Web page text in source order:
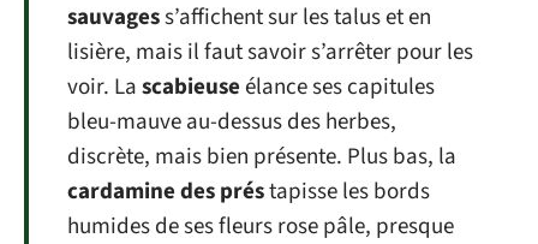
sauvagess’affichent sur les talus et en
lisière, mais il faut savoir s’arrêter pour les
voir. Lascabieuseélance ses capitules
bleu-mauve au-dessus des herbes,
discrète, mais bien présente. Plus bas, la
cardamine des préstapisse les bords
humides de ses fleurs rose pâle, presque